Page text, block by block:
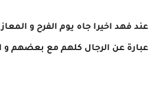
عند فهد اخيرا جاه يوم الفرح و
عبارة عن الرجال كلهم مع بعضهم